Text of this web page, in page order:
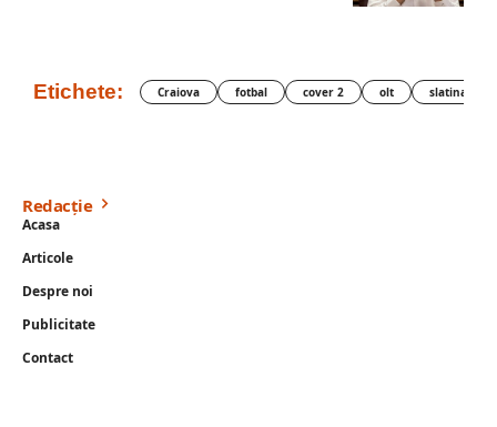
Etichete: Craiova fotbal cover 2 olt slatina
Redacție
Acasa
Articole
Despre noi
Publicitate
Contact